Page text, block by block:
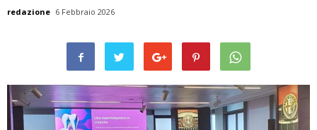
redazione 6 Febbraio 2026